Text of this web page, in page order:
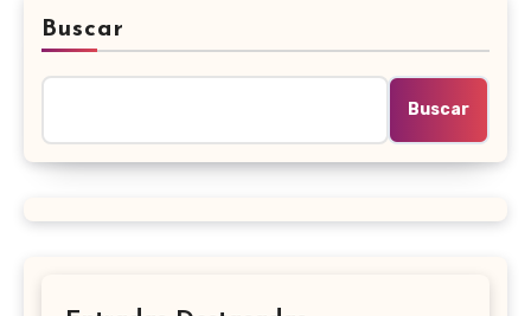
Buscar
Buscar